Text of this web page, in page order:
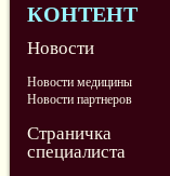
КОНТЕНТ
Новости
Новости медицины
Новости партнеров
Страничка
специалиста